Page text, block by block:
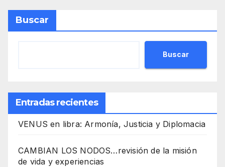
Buscar
Buscar
Entradas recientes
VENUS en libra: Armonía, Justicia y Diplomacia
CAMBIAN LOS NODOS…revisión de la misión
de vida y experiencias